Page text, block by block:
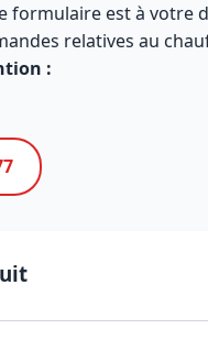
formulaire est à votre
relatives au
: